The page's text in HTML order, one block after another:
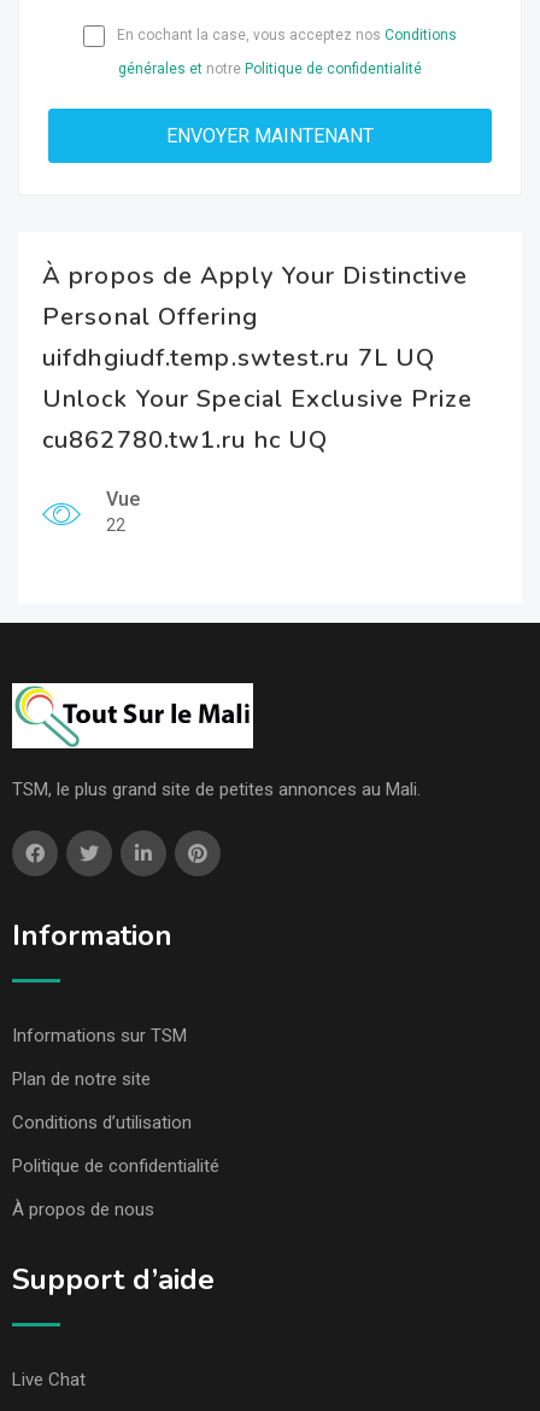
En cochant la case, vous acceptez nos Conditions
générales et notre Politique de confidentialité
À propos de Apply Your Distinctive
Personal Offering
uifdhgiudf.temp.swtest.ru 7L UQ
Unlock Your Special Exclusive Prize
cu862780.tw1.ru hc UQ
Vue
22
TSM, le plus grand site de petites annonces au Mali.
Information
Informations sur TSM
Plan de notre site
Conditions d’utilisation
Politique de confidentialité
À propos de nous
Support d’aide
Live Chat